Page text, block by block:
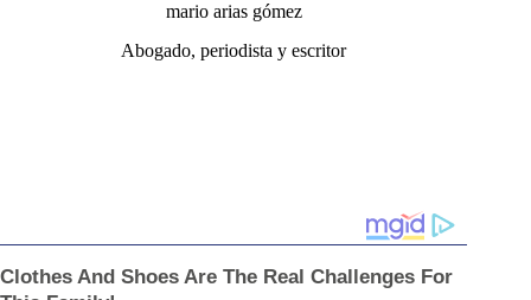
mario arias gómez
Abogado, periodista y escritor